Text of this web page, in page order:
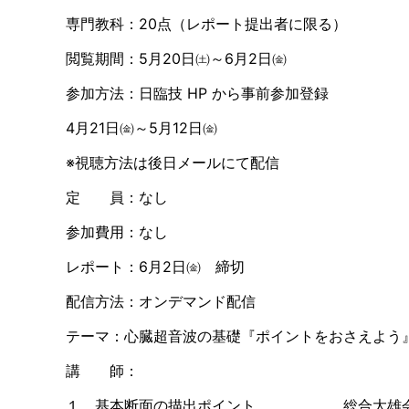
専門教科： 20点（レポート提出者に限る）
閲覧期間： 5 月 20日㈯～ 6 月 2日㈮
参加方法：日臨技 HP から事前参加登録
4月 21日㈮～ 5 月 12日㈮
※視聴方法は後日メールにて配信
定 員：なし
参加費用：なし
レポート： 6 月 2日㈮ 締切
配信方法：オンデマンド配信
テーマ：心臓超音波の基礎『ポイントをおさえよう』
講 師：
１．基本断面の描出ポイント 総合大雄